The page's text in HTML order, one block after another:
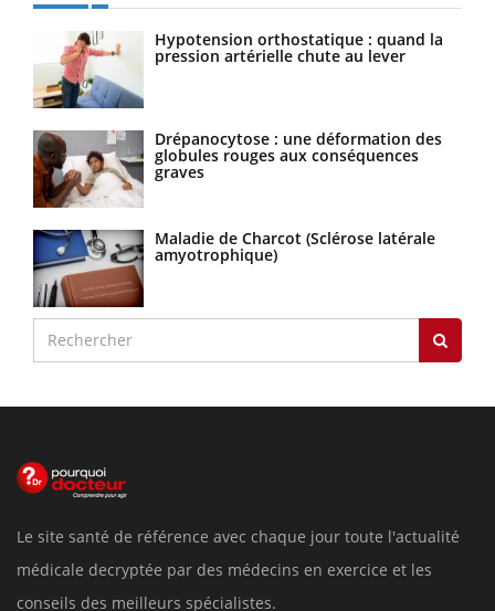
Hypotension orthostatique : quand la
pression artérielle chute au lever
Drépanocytose : une déformation des
globules rouges aux conséquences
graves
Maladie de Charcot (Sclérose latérale
amyotrophique)
Le site santé de référence avec chaque jour toute l'actualité
médicale decryptée par des médecins en exercice et les
conseils des meilleurs spécialistes.